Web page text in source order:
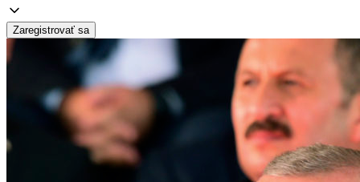
Zaregistrovať sa